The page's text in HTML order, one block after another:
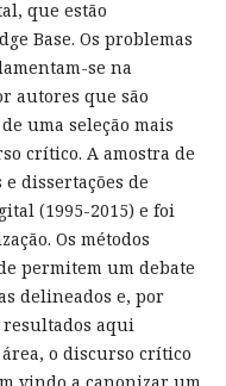
que estão
Base. Os problemas
se na
autores que são
uma seleção mais
crítico. A amostra de
dissertações de
(1995-2015) e foi
Os métodos
permitem um debate
delineados e, por
resultados aqui
o discurso crítico